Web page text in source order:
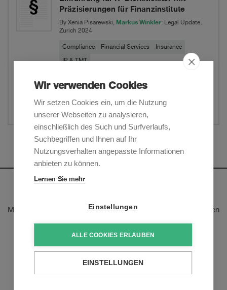
Präzisierungen für Finanzinstitute
By Xenia Pisarewski, Markus Winkler: Legal Update,
Zurich 2024
Compliance Financial Services Insurance
IP & TMT
Website
Teilen
Melden Sie sich an, um unsere E-Mail-Updates zu den neusten
Jetzt anmelden
Wir verwenden Cookies
Wir setzen Cookies ein, um die Nutzung
unserer Webseiten zu analysieren,
einschließlich des Such und Surfverlaufs,
Suchbegriffen und Ihnen auf Ihr
Nutzungsverhalten angepasste Informationen
anbieten zu können.
Lernen Sie mehr
Einstellungen
ALLE COOKIES ERLAUBEN
EINSTELLUNGEN